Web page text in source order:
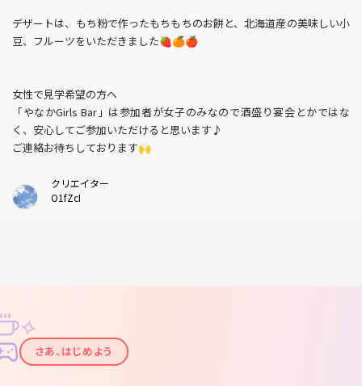
デザートは、もち粉で作ったもちもちのお餅と、北海道産の美味しい小
豆、フルーツをいただきました🍓🍊🍎
女性で見学希望の方へ
「やなかGirls Bar」は参加者が女子のみなので酒盛り宴会とかではな
く、安心してご参加いただけると思います♪
ご連絡お待ちしております🙌
クリエイター
O1fZcI
✦
✧
さあ、はじめよう